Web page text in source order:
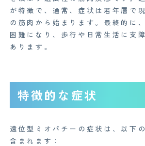
が特徴で、通常、症状は若年層で
の筋肉から始まります。最終的に
困難になり、歩行や日常生活に支
あります。
特徴的な症状
遠位型ミオパチーの症状は、以下
含まれます：